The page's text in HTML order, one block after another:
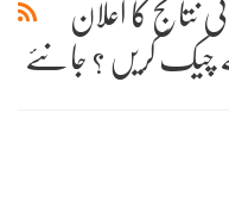
نتائج کا اعلان
چیک کریں ؟ جانئے